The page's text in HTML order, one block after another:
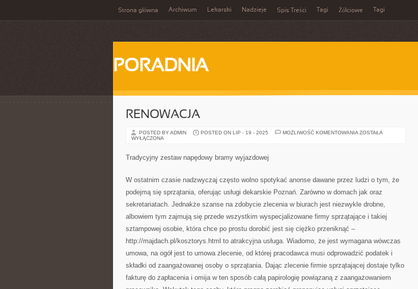
Strona główna Archiwum Lekarski Nadzieje Spis Treści Tagi Żółciowe Tagi
PORADNIA
RENOWACJA
POSTED BY ADMIN POSTED ON LIP - 19 - 2025 MOŻLIWOŚĆ KOMENTOWANIA RENOWACJA
ZOSTAŁA
WYŁĄCZONA
Tradycyjny zestaw napędowy bramy wyjazdowej
W ostatnim czasie nadzwyczaj często wolno spotykać anonse dawane przez ludzi o tym, że
podejmą się sprzątania, oferując usługi dekarskie Poznań. Zarówno w domach jak oraz
sekretariatach. Jednakże szanse na zdobycie zlecenia w biurach jest niezwykle drobne,
albowiem tym zajmują się przede wszystkim wyspecjalizowane firmy sprzątające i takiej
sztampowej osobie, która chce po prostu dorobić jest się ciężko przeniknąć –
http://majdach.pl/kosztorys.html to atrakcyjna usługa. Wiadomo, że jest wymagana wówczas
umowa, na ogół jest to umowa zlecenie, od której pracodawca musi odprowadzić podatek i
składki od zaangażowanej osoby o sprzątania. Dając zlecenie firmie sprzątającej dostaje tylko
fakturę do zapłacenia i omija w ten sposób całą papirologię powiązaną z zaangażowaniem